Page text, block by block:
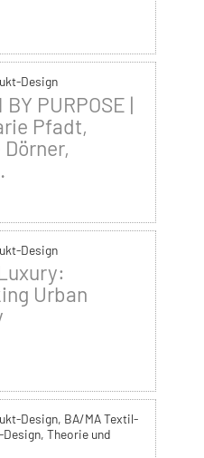
Design
BY PURPOSE |
Pfadt,
Design
Urban
Design, BA/MA Textil-
Theorie und